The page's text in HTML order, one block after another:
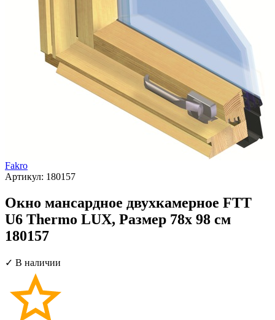
Fakro
Артикул: 180157
Окно мансардное двухкамерное FTT
U6 Thermo LUX, Размер 78х 98 см
180157
✓ В наличии